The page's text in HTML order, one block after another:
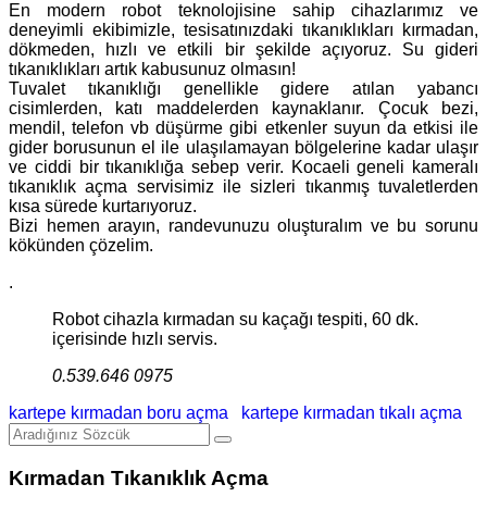
En modern robot teknolojisine sahip cihazlarımız ve
deneyimli ekibimizle, tesisatınızdaki tıkanıklıkları kırmadan,
dökmeden, hızlı ve etkili bir şekilde açıyoruz. Su gideri
tıkanıklıkları artık kabusunuz olmasın!
Tuvalet tıkanıklığı genellikle gidere atılan yabancı
cisimlerden, katı maddelerden kaynaklanır. Çocuk bezi,
mendil, telefon vb düşürme gibi etkenler suyun da etkisi ile
gider borusunun el ile ulaşılamayan bölgelerine kadar ulaşır
ve ciddi bir tıkanıklığa sebep verir. Kocaeli geneli kameralı
tıkanıklık açma servisimiz ile sizleri tıkanmış tuvaletlerden
kısa sürede kurtarıyoruz.
Bizi hemen arayın, randevunuzu oluşturalım ve bu sorunu
kökünden çözelim.
.
Robot cihazla kırmadan su kaçağı tespiti, 60 dk.
içerisinde hızlı servis.
0.539.646 0975
kartepe kırmadan boru açma
kartepe kırmadan tıkalı açma
Kırmadan Tıkanıklık Açma